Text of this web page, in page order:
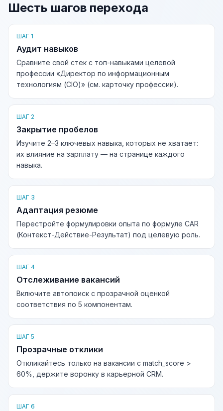
Шесть шагов перехода
ШАГ 1
Аудит навыков
Сравните свой стек с топ-навыками целевой
профессии «Директор по информационным
технологиям (CIO)» (см. карточку профессии).
ШАГ 2
Закрытие пробелов
Изучите 2–3 ключевых навыка, которых не хватает:
их влияние на зарплату — на странице каждого
навыка.
ШАГ 3
Адаптация резюме
Перестройте формулировки опыта по формуле CAR
(Контекст-Действие-Результат) под целевую роль.
ШАГ 4
Отслеживание вакансий
Включите автопоиск с прозрачной оценкой
соответствия по 5 компонентам.
ШАГ 5
Прозрачные отклики
Откликайтесь только на вакансии с match_score >
60%, держите воронку в карьерной CRM.
ШАГ 6